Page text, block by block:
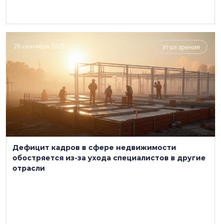
26 сентября 2025 Угол зрения
Дефицит кадров в сфере недвижимости
обостряется из-за ухода специалистов в другие
отрасли